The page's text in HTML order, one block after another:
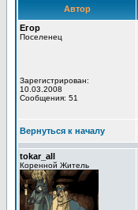
Автор
Егор
Поселенец
Зарегистрирован:
10.03.2008
Сообщения: 51
Вернуться к началу
tokar_all
Коренной Житель